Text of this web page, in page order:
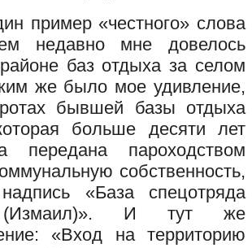
пример «честного» слова
недавно мне довелось
баз отдыха за селом
же было мое удивление,
бывшей базы отдыха
больше десяти лет
передана пароходством
собственность,
«База спецотряда
(Измаил)». И тут же
«Вход на территорию